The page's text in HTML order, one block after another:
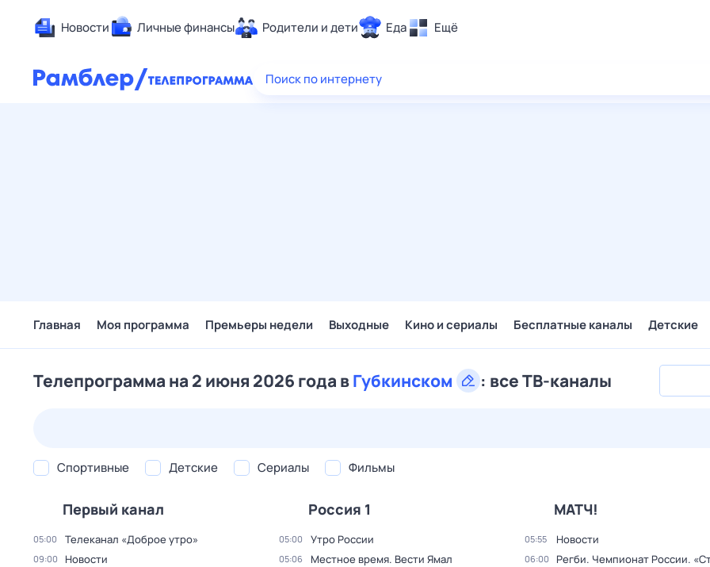
Новости Личные финансы Родители и дети Еда Ещё
Здоровье
Поиск по интернету
Главная Моя программа Премьеры недели Выходные Кино и сериалы Бесплатные каналы Детские
Телепрограмма на 2 июня 2026 года вГубкинском : все ТВ-каналы
Спортивные Детские Сериалы Фильмы
Первый канал
05:00 Телеканал «Доброе утро»
09:00 Новости
Россия 1
05:00 Утро России
05:06 Местное время. Вести Ямал
МАТЧ!
05:55 Новости
06:00
Регби. Чемпионат России.